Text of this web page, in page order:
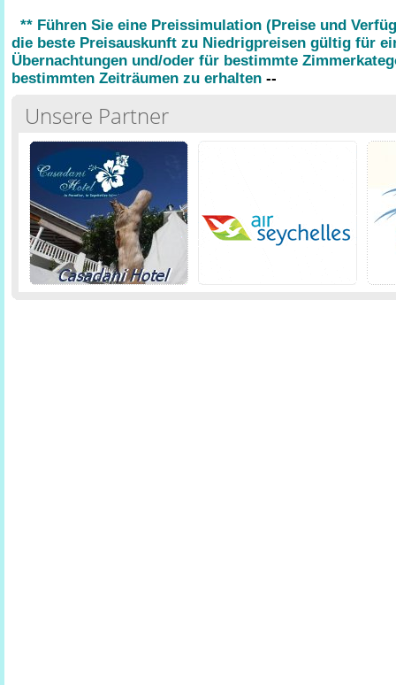
** Führen Sie eine Preissimulation (Preise und
die beste Preisauskunft zu Niedrigpreisen gültig für
Übernachtungen und/oder für bestimmte
bestimmten Zeiträumen zu erhalten --
Unsere Partner